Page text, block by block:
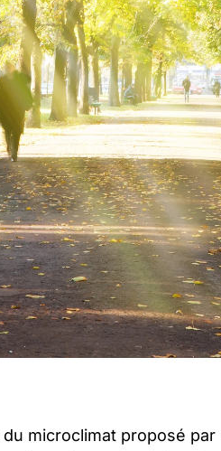
microclimat proposé